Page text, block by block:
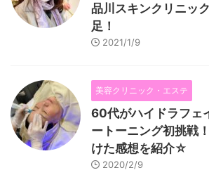
品川スキンクリニッ
足！
2021/1/9
美容クリニック・エステ
60代がハイドラフェ
ートーニング初挑戦
けた感想を紹介☆
2020/2/9